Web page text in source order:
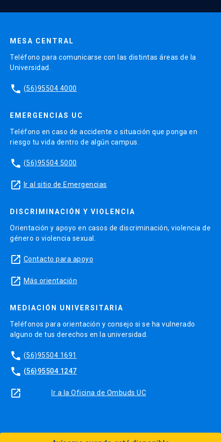
MESA CENTRAL
Teléfono para comunicarse con las distintas áreas de la
Universidad.
phone (56)95504 4000
EMERGENCIAS UC
Teléfono en caso de accidente o situación que ponga en
riesgo tu vida dentro de algún campus.
phone (56)95504 5000
launch Ir al sitio de Emergencias
DISCRIMINACIÓN Y VIOLENCIA
Orientación y apoyo en casos de discriminación, violencia de
género o violencia sexual.
launch Contacto para apoyo
launch Más orientación
MEDIACIÓN UNIVERSITARIA
Teléfonos para orientación y consejo si se ha vulnerado
alguno de tus derechos en la universidad.
phone (56)95504 1691
phone (56)95504 1247
launch Ir a la Oficina de Ombuds UC